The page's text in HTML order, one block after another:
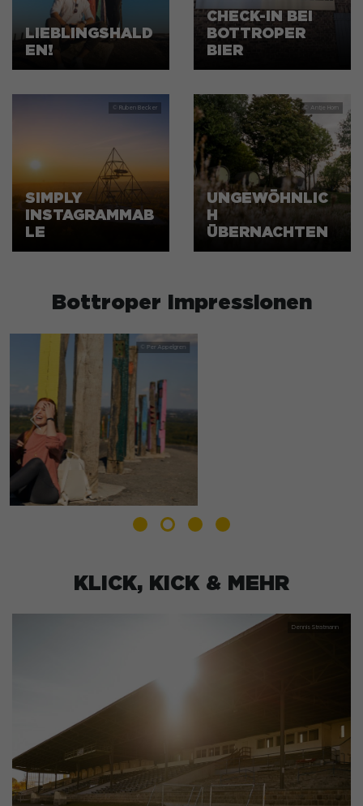
LIEBLINGSHALD
EN!
CHECK-IN BEI
BOTTROPER
BIER
SIMPLY
INSTAGRAMMAB
LE
UNGEWÖHNLIC
H
ÜBERNACHTEN
Bottroper Impressionen
Previous
KLICK, KICK & MEHR